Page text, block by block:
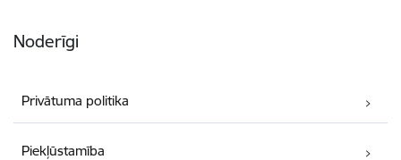
Noderīgi
Privātuma politika
Piekļūstamība